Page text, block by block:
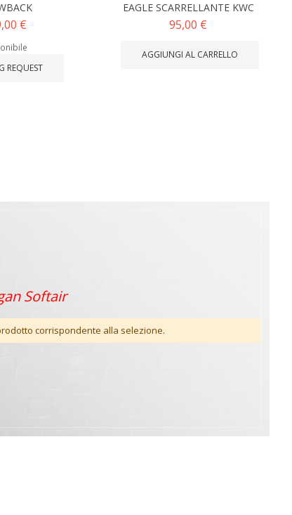
€
REQUEST
EAGLE SCARRELLANTE KWC
95,00 €
AGGIUNGI AL CARRELLO
Softair
corrispondente alla selezione.